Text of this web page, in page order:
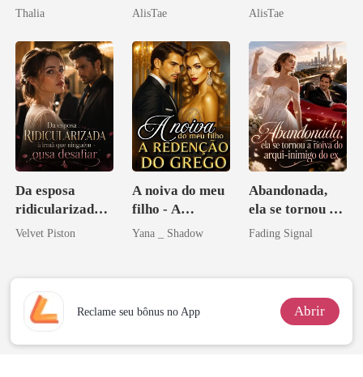
como Estrela
Thalia
irmão de meu
AlisTae AlisTae
Da esposa
ridicularizada à
irmã que
Velvet Piston
A noiva do meu
filho - A
Redenção do
Yana _ Shadow
Abandonada,
ela se tornou a
noiva do arqui-
Fading Signal
Reclame seu bônus no App Abrir